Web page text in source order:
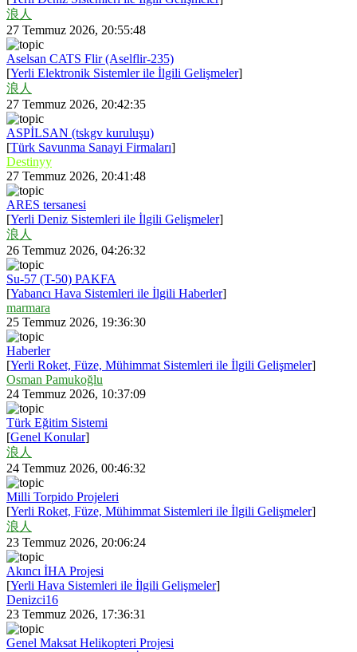
浪人
27 Temmuz 2026, 20:55:48
Aselsan CATS Flir (Aselflir-235)
[Yerli Elektronik Sistemler ile İlgili Gelişmeler]
浪人
27 Temmuz 2026, 20:42:35
ASPİLSAN (tskgv kuruluşu)
[Türk Savunma Sanayi Firmaları]
Destinyy
27 Temmuz 2026, 20:41:48
ARES tersanesi
[Yerli Deniz Sistemleri ile İlgili Gelişmeler]
浪人
26 Temmuz 2026, 04:26:32
Su-57 (T-50) PAKFA
[Yabancı Hava Sistemleri ile İlgili Haberler]
marmara
25 Temmuz 2026, 19:36:30
Haberler
[Yerli Roket, Füze, Mühimmat Sistemleri ile İlgili Gelişmeler]
Osman Pamukoğlu
24 Temmuz 2026, 10:37:09
Türk Eğitim Sistemi
[Genel Konular]
浪人
24 Temmuz 2026, 00:46:32
Milli Torpido Projeleri
[Yerli Roket, Füze, Mühimmat Sistemleri ile İlgili Gelişmeler]
浪人
23 Temmuz 2026, 20:06:24
Akıncı İHA Projesi
[Yerli Hava Sistemleri ile İlgili Gelişmeler]
Denizci16
23 Temmuz 2026, 17:36:31
Genel Maksat Helikopteri Projesi